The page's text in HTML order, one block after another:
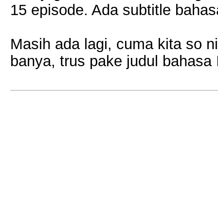
15 episode. Ada subtitle
Masih ada lagi, cuma kita so
banya, trus pake judul